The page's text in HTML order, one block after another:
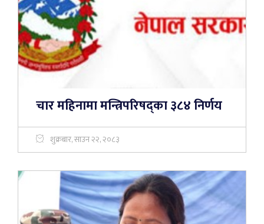
चार महिनामा मन्त्रिपरिषद्का ३८४ निर्णय
शुक्रबार, साउन २२, २०८३